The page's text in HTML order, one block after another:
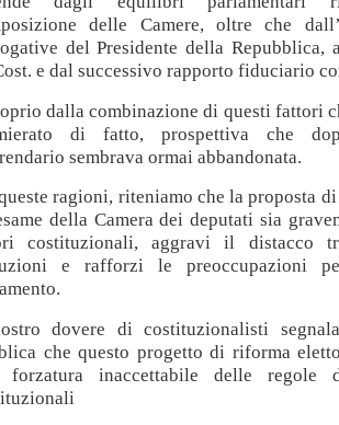
delle Camere, oltre che
del Presidente della Repubblica,
e dal successivo rapporto fiduciario
dalla combinazione di questi fattori
di fatto, prospettiva che
sembrava ormai abbandonata.
ragioni, riteniamo che la proposta
della Camera dei deputati sia
costituzionali, aggravi il distacco
e rafforzi le preoccupazioni
dovere di costituzionalisti
che questo progetto di riforma
forzatura inaccettabile delle regole